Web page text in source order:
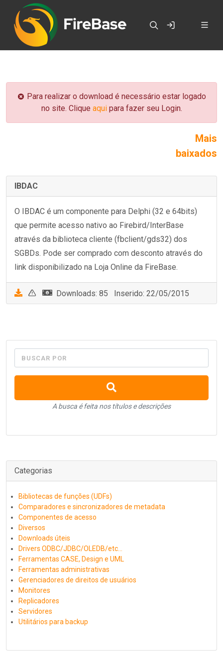
Para realizar o download é necessário estar logado
no site. Clique aquipara fazer seu Login.
Mais
baixados
IBDAC
O IBDAC é um componente para Delphi (32 e 64bits)
que permite acesso nativo ao Firebird/InterBase
através da biblioteca cliente (fbclient/gds32) dos
SGBDs. Pode ser comprado com desconto através do
link disponibilizado na Loja Online da FireBase.
Downloads: 85 Inserido: 22/05/2015
BUSCAR POR
A busca é feita nos títulos e descrições
Categorias
Bibliotecas de funções (UDFs)
Comparadores e sincronizadores de metadata
Componentes de acesso
Diversos
Downloads úteis
Drivers ODBC/JDBC/OLEDB/etc...
Ferramentas CASE, Design e UML
Ferramentas administrativas
Gerenciadores de direitos de usuários
Monitores
Replicadores
Servidores
Utilitários para backup